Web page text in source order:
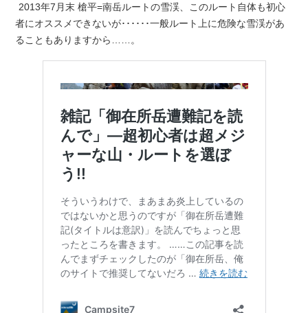
2013年7月末 槍平=南岳ルートの雪渓、このルート自体も初心
者にオススメできないが･･････一般ルート上に危険な雪渓があ
ることもありますから……。